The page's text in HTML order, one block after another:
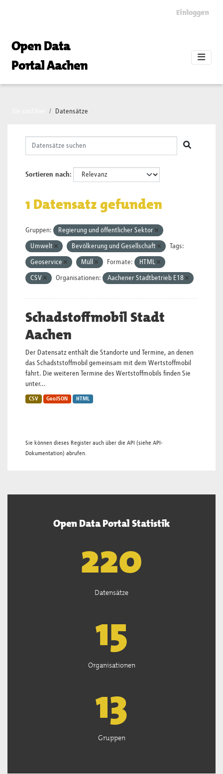
Einloggen
Open Data
Portal Aachen
Datensätze
Sortieren nach
1 Datensatz gefunden
Gruppen: Regierung und öffentlicher Sektor
Umwelt Bevölkerung und Gesellschaft Tags:
Geoservice Müll Formate: HTML
CSV Organisationen: Aachener Stadtbetrieb E18
Schadstoffmobil Stadt
Aachen
Der Datensatz enthält die Standorte und Termine, an denen
das Schadststoffmobil gemeinsam mit dem Wertstoffmobil
fährt. Die weiteren Termine des Wertstoffmobils finden Sie
unter...
CSV GeoJSON HTML
Sie können dieses Register auch über die API (siehe API-
Dokumentation) abrufen.
Open Data Portal Statistik
222
Datensätze
15
Organisationen
13
Gruppen